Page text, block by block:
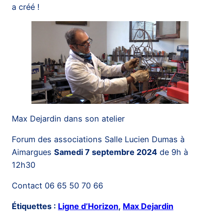
a créé !
Max Dejardin dans son atelier
Forum des associations Salle Lucien Dumas à
Aimargues Samedi 7 septembre 2024 de 9h à
12h30
Contact 06 65 50 70 66
Étiquettes : Ligne d’Horizon, Max Dejardin